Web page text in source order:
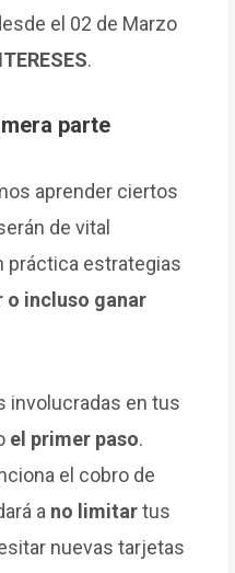
el 02 de Marzo
.
parte
aprender ciertos
de vital
práctica estrategias
o incluso ganar
involucradas en tus
el primer paso.
el cobro de
a no limitartus
nuevas tarjetas